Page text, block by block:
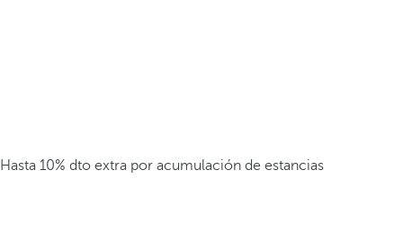
Hasta 10% dto extra por acumulación de estancias